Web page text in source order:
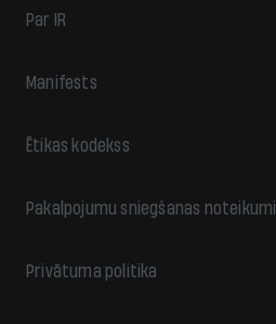
Par IR
Manifests
Ētikas kodekss
Pakalpojumu sniegšanas noteikumi
Privātuma politika